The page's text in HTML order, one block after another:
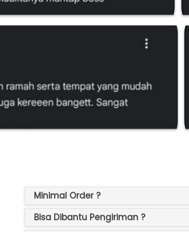
Minimal Order ?
Bisa Dibantu Pengiriman ?